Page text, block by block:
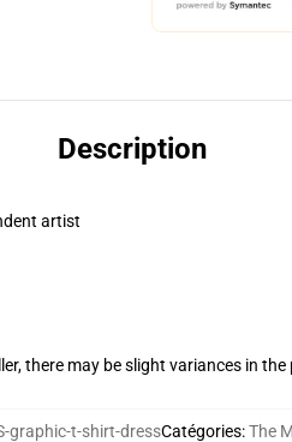
Description
artist
there may be slight variances in the
graphic-t-shirt-dressCatégories:The